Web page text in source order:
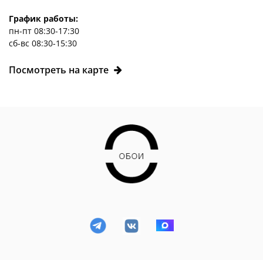
График работы:
пн-пт 08:30-17:30
сб-вс 08:30-15:30
Посмотреть на карте